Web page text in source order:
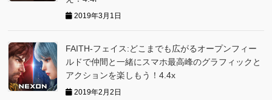
2019年3月1日
FAITH-フェイス:どこまでも広がるオープンフィー
ルドで仲間と一緒にスマホ最高峰のグラフィックと
アクションを楽しもう！4.4x
2019年2月2日